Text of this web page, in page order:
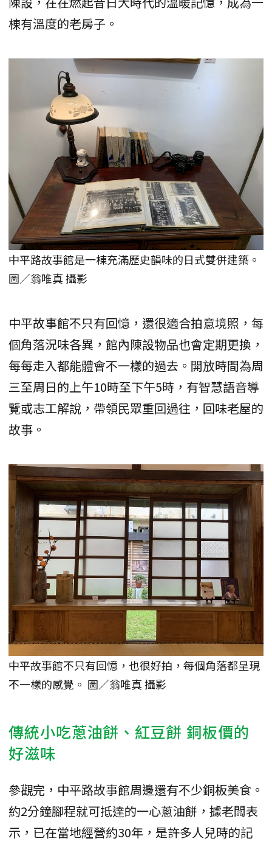
棟有溫度的老房子。
中平路故事館是一棟充滿歷史韻味的日式雙併建築。
圖／翁唯真 攝影
中平故事館不只有回憶，還很適合拍意境照，每
個角落況味各異，館內陳設物品也會定期更換，
每每走入都能體會不一樣的過去。開放時間為周
三至周日的上午10時至下午5時，有智慧語音導
覽或志工解說，帶領民眾重回過往，回味老屋的
故事。
中平故事館不只有回憶，也很好拍，每個角落都呈現
不一樣的感覺。 圖／翁唯真 攝影
傳統小吃蔥油餅、紅豆餅 銅板價的
好滋味
參觀完，中平路故事館周邊還有不少銅板美食。
約2分鐘腳程就可抵達的一心蔥油餅，據老闆表
示，已在當地經營約30年，是許多人兒時的記